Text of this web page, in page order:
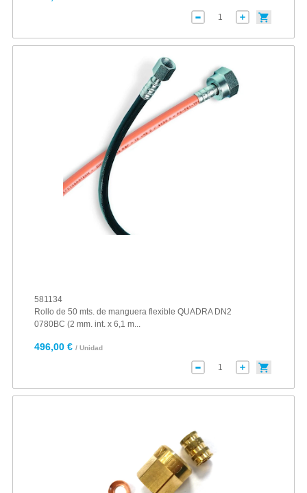
581134
Rollo de 50 mts. de manguera flexible QUADRA DN2
0780BC (2 mm. int. x 6,1 m...
496,00 € / Unidad